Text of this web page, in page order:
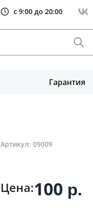
с 9:00 до 20:00
Гарантия
Артикул: 09009
Цена:100 р.